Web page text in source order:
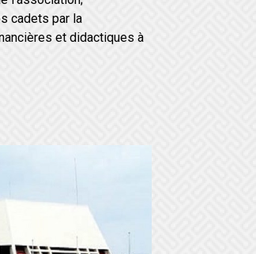
cadets par la
et didactiques à